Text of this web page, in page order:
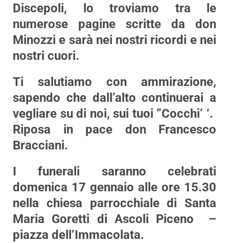
Discepoli, lo troviamo tra le
numerose pagine scritte da don
Minozzi e sarà nei nostri ricordi e nei
nostri cuori.
Ti salutiamo con ammirazione,
sapendo che dall’alto continuerai a
vegliare su di noi, sui tuoi ”Cocchi’ ‘.
Riposa in pace don Francesco
Bracciani.
I funerali saranno celebrati
domenica 17 gennaio alle ore 15.30
nella chiesa parrocchiale di Santa
Maria Goretti di Ascoli Piceno –
piazza dell’Immacolata.